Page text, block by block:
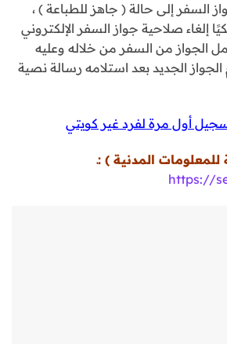
السفر إلى حالة ( جاهز للطباعة ) ،
إلغاء صلاحية جواز السفر الإلكتروني
الجواز من السفر من خلاله وعليه
الجواز الجديد بعد استلامه رسالة نصية
أول مرة لفرد غير كويتي
للمعلومات المدنية ) :ـ
https://